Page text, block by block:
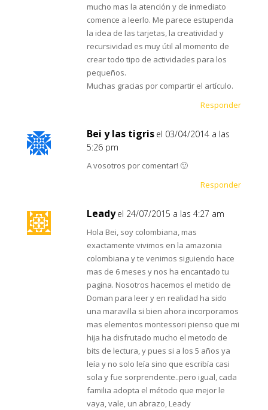
mucho mas la atención y de inmediato
comence a leerlo. Me parece estupenda
la idea de las tarjetas, la creatividad y
recursividad es muy útil al momento de
crear todo tipo de actividades para los
pequeños.
Muchas gracias por compartir el artículo.
Responder
Bei y las tigris el 03/04/2014 a las
5:26 pm
A vosotros por comentar! 🙂
Responder
Leady el 24/07/2015 a las 4:27 am
Hola Bei, soy colombiana, mas
exactamente vivimos en la amazonia
colombiana y te venimos siguiendo hace
mas de 6 meses y nos ha encantado tu
pagina. Nosotros hacemos el metido de
Doman para leer y en realidad ha sido
una maravilla si bien ahora incorporamos
mas elementos montessori pienso que mi
hija ha disfrutado mucho el metodo de
bits de lectura, y pues si a los 5 años ya
leía y no solo leía sino que escribía casi
sola y fue sorprendente..pero igual, cada
familia adopta el método que mejor le
vaya, vale, un abrazo, Leady